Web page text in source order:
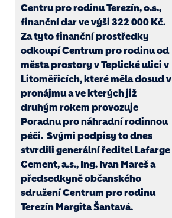
Centru pro rodinu Terezín, o.s.,
finanční dar ve výši 322 000 Kč.
Za tyto finanční prostředky
odkoupí Centrum pro rodinu od
města prostory v Teplické ulici v
Litoměřicích, které měla dosud v
pronájmu a ve kterých již
druhým rokem provozuje
Poradnu pro náhradní rodinnou
péči. Svými podpisy to dnes
stvrdili generální ředitel Lafarge
Cement, a.s., Ing. Ivan Mareš a
předsedkyně občanského
sdružení Centrum pro rodinu
Terezín Margita Šantavá.